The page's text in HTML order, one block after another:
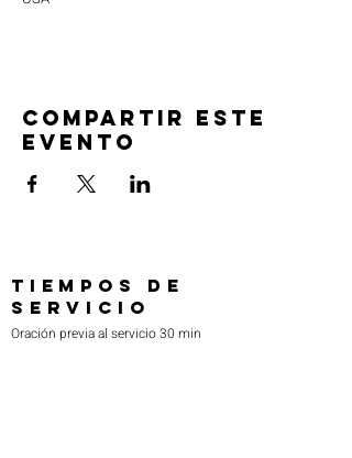
Compartir este
evento
TIEMPOS DE
SERVICIO
Oración previa al servicio 30 min